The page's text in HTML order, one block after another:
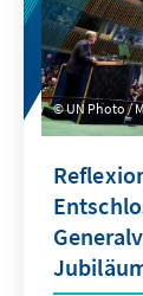
UN Photo /